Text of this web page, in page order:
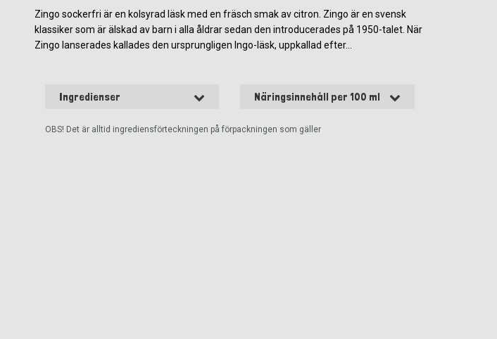
Zingo sockerfri är en kolsyrad läsk med en fräsch smak av citron. Zingo är en svensk
klassiker som är älskad av barn i alla åldrar sedan den introducerades på 1950-talet. När
Zingo lanserades kallades den ursprungligen Ingo-läsk, uppkallad efter...
Ingredienser Näringsinnehåll per 100 ml
OBS! Det är alltid ingrediensförteckningen på förpackningen som gäller